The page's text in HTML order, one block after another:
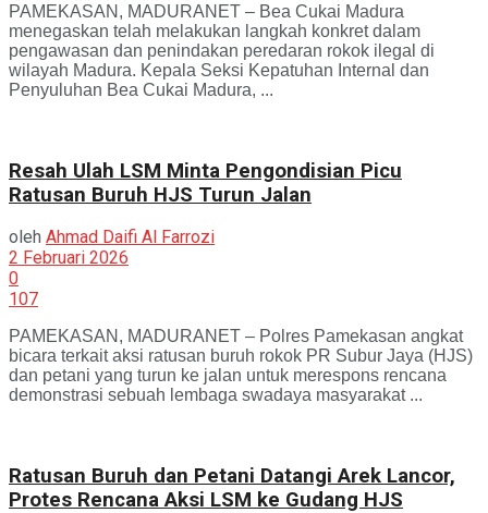
PAMEKASAN, MADURANET – Bea Cukai Madura
menegaskan telah melakukan langkah konkret dalam
pengawasan dan penindakan peredaran rokok ilegal di
wilayah Madura. Kepala Seksi Kepatuhan Internal dan
Penyuluhan Bea Cukai Madura, ...
Resah Ulah LSM Minta Pengondisian Picu
Ratusan Buruh HJS Turun Jalan
oleh Ahmad Daifi Al Farrozi
2 Februari 2026
0
107
PAMEKASAN, MADURANET – Polres Pamekasan angkat
bicara terkait aksi ratusan buruh rokok PR Subur Jaya (HJS)
dan petani yang turun ke jalan untuk merespons rencana
demonstrasi sebuah lembaga swadaya masyarakat ...
Ratusan Buruh dan Petani Datangi Arek Lancor,
Protes Rencana Aksi LSM ke Gudang HJS